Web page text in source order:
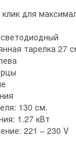
для
тарелка 27
130 см.
1.27 кВт
221 – 230 V